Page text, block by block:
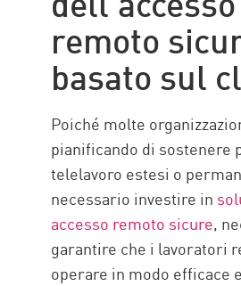
remoto
basato sul
Poiché molte
pianificando di sostenere
telelavoro estesi o
necessario investire in
accesso remoto sicure,
garantire che i lavoratori
operare in modo efficace